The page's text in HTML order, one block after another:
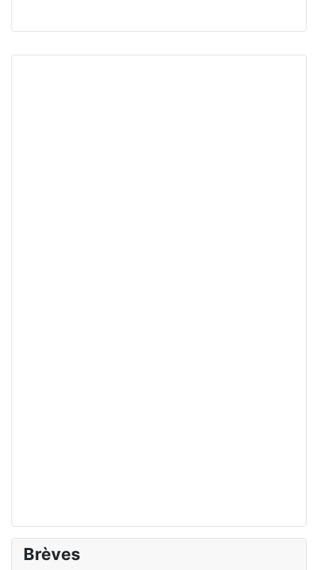
Brèves